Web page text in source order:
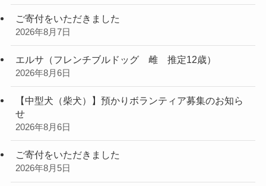
ご寄付をいただきました
2026年8月7日
エルサ（フレンチブルドッグ 雌 推定12歳）
2026年8月6日
【中型犬（柴犬）】預かりボランティア募集のお知ら
せ
2026年8月6日
ご寄付をいただきました
2026年8月5日